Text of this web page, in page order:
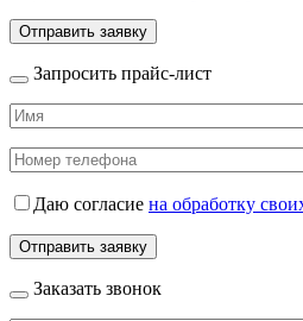
Запросить прайс-лист
Даю согласие на обработку
Заказать звонок